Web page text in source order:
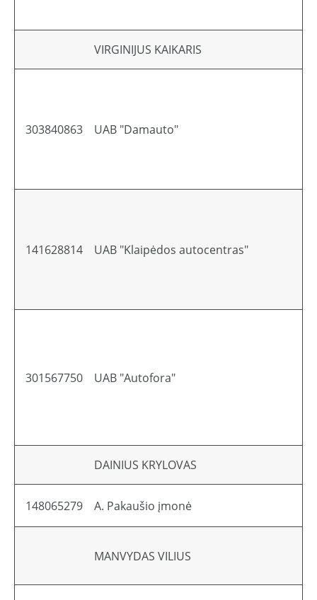
VIRGINIJUS KAIKARIS
303840863 UAB "Damauto"
141628814 UAB "Klaipėdos autocentras"
301567750 UAB "Autofora"
DAINIUS KRYLOVAS
148065279 A. Pakaušio įmonė
MANVYDAS VILIUS